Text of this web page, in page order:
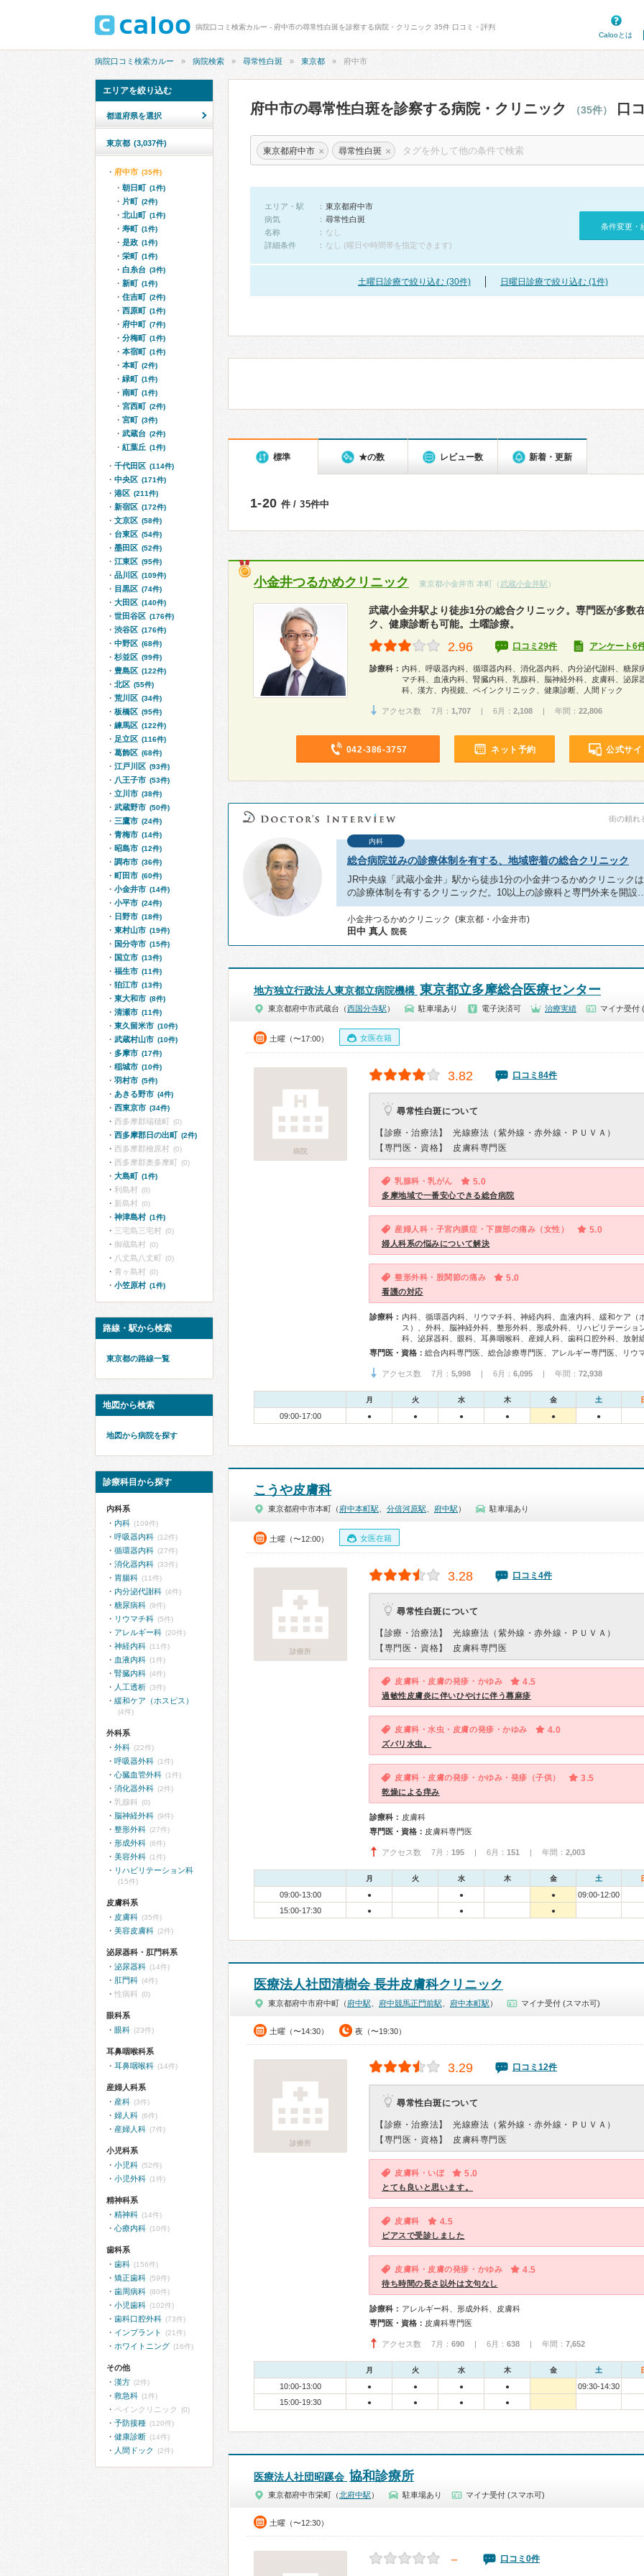
病院口コミ検索カルー - 府中市の尋常性白斑を診察する病院・クリニック 35件 口コミ・評判
Calooとは
病院口コミ検索カルー 病院検索 尋常性白斑 東京都 府中市
府中市の尋常性白斑を診察する病院・クリニック （35件） 口
東京都府中市 × 尋常性白斑 ×
エリア・駅
東京都府中市
病気
尋常性白斑
名称
なし
詳細条件
なし (曜日や時間帯を指定できます)
条件変更・
土曜日診療で絞り込む (30件) 日曜日診療で絞り込む (1件)
標準 ★の数 レビュー数 新着・更新
1-20 件 / 35件中
小金井つるかめクリニック 東京都小金井市 本町（武蔵小金井駅 ）
武蔵小金井駅より徒歩1分の総合クリニック。専門医が多数
ク、健康診断も可能。土曜診療。
2.96 口コミ29件 アンケート6
診療科： 内科、呼吸器内科、循環器内科、消化器内科、内分泌代謝科、糖尿
マチ科、血液内科、腎臓内科、乳腺科、脳神経外科、皮膚科、泌尿
科、漢方、内視鏡、ペインクリニック、健康診断、人間ドック
アクセス数 7月： 1,707 | 6月： 2,108 | 年間： 22,806
042-386-3757 ネット予約 公式サイ
街の頼れ
内科
総合病院並みの診療体制を有する、地域密着の総合クリニック
JR中央線「武蔵小金井」駅から徒歩1分の小金井つるかめクリニック
の診療体制を有するクリニックだ。10以上の診療科と専門外来を開設
小金井つるかめクリニック (東京都・小金井市)
田中 真人 院長
地方独立行政法人東京都立病院機構 東京都立多摩総合医療センター
東京都府中市武蔵台（西国分寺駅 ） 駐車場あり 電子決済可 治療実績 マイナ受付
土曜（〜17:00） 女医在籍
病院
3.82 口コミ84件
尋常性白斑について
【診療・治療法】
光線療法（紫外線・赤外線・ＰＵＶＡ）
【専門医・資格】
皮膚科専門医
乳腺科・乳がん 5.0
多摩地域で一番安心できる総合病院
産婦人科・子宮内膜症・下腹部の痛み（女性） 5.0
婦人科系の悩みについて解決
整形外科・股関節の痛み 5.0
看護の対応
診療科： 内科、循環器内科、リウマチ科、神経内科、血液内科、緩和ケア（
ス）、外科、脳神経外科、整形外科、形成外科、リハビリテーショ
科、泌尿器科、眼科、耳鼻咽喉科、産婦人科、歯科口腔外科、放射
専門医・資格：
アクセス数 7月： 5,998 | 6月： 6,095 | 年間： 72,938
月 火 水 木 金 土
09:00-17:00 ● ● ● ● ● ●
こうや皮膚科
東京都府中市本町（ 府中本町駅 分倍河原駅 府中駅 ） 駐車場あり
土曜（〜12:00） 女医在籍
診療所
3.28 口コミ4件
尋常性白斑について
【診療・治療法】
光線療法（紫外線・赤外線・ＰＵＶＡ）
【専門医・資格】
皮膚科専門医
皮膚科・皮膚の発疹・かゆみ 4.5
過敏性皮膚炎に伴いひやけに伴う蕁麻疹
皮膚科・水虫・皮膚の発疹・かゆみ 4.0
ズバリ水虫。
皮膚科・皮膚の発疹・かゆみ・発疹（子供） 3.5
乾燥による痒み
診療科： 皮膚科
専門医・資格： 皮膚科専門医
アクセス数 7月： 195 | 6月： 151 | 年間： 2,003
月 火 水 木 金 土
09:00-13:00 ● ● ●
09:00-12:00
15:00-17:30
● ● ●
医療法人社団清樹会 長井皮膚科クリニック
東京都府中市府中町（ 府中駅 府中競馬正門前駅 府中本町駅 ） マイナ受付 (スマホ可)
土曜（〜14:30） 夜（〜19:30）
診療所
3.29 口コミ12件
尋常性白斑について
【診療・治療法】
光線療法（紫外線・赤外線・ＰＵＶＡ）
【専門医・資格】
皮膚科専門医
皮膚科・いぼ 5.0
とても良いと思います。
皮膚科 4.5
ピアスで受診しました
皮膚科・皮膚の発疹・かゆみ 4.5
待ち時間の長さ以外は文句なし
診療科： アレルギー科、形成外科、皮膚科
専門医・資格： 皮膚科専門医
アクセス数 7月： 690 | 6月： 638 | 年間： 7,652
月 火 水 木 金 土
10:00-13:00 ● ● ● ●
09:30-14:30
15:00-19:30
● ● ● ●
医療法人社団昭蹊会 協和診療所
東京都府中市栄町（北府中駅 ） 駐車場あり マイナ受付 (スマホ可)
土曜（〜12:30）
－ 口コミ0件
エリアを絞り込む
都道府県を選択
東京都 (3,037件)
府中市 (35件)
朝日町 (1件)
片町 (2件)
北山町 (1件)
寿町 (1件)
是政 (1件)
栄町 (1件)
白糸台 (3件)
新町 (1件)
住吉町 (2件)
西原町 (1件)
府中町 (7件)
分梅町 (1件)
本宿町 (1件)
本町 (2件)
緑町 (1件)
南町 (1件)
宮西町 (2件)
宮町 (3件)
武蔵台 (2件)
紅葉丘 (1件)
千代田区 (114件)
中央区 (171件)
港区 (211件)
新宿区 (172件)
文京区 (58件)
台東区 (54件)
墨田区 (52件)
江東区 (95件)
品川区 (109件)
目黒区 (74件)
大田区 (140件)
世田谷区 (176件)
渋谷区 (176件)
中野区 (68件)
杉並区 (99件)
豊島区 (122件)
北区 (55件)
荒川区 (34件)
板橋区 (95件)
練馬区 (122件)
足立区 (116件)
葛飾区 (68件)
江戸川区 (93件)
八王子市 (53件)
立川市 (38件)
武蔵野市 (50件)
三鷹市 (24件)
青梅市 (14件)
昭島市 (12件)
調布市 (36件)
町田市 (60件)
小金井市 (14件)
小平市 (24件)
日野市 (18件)
東村山市 (19件)
国分寺市 (15件)
国立市 (13件)
福生市 (11件)
狛江市 (13件)
東大和市 (8件)
清瀬市 (11件)
東久留米市 (10件)
武蔵村山市 (10件)
多摩市 (17件)
稲城市 (10件)
羽村市 (5件)
あきる野市 (4件)
西東京市 (34件)
西多摩郡瑞穂町 (0)
西多摩郡日の出町 (2件)
西多摩郡檜原村 (0)
西多摩郡奥多摩町 (0)
大島町 (1件)
利島村 (0)
新島村 (0)
神津島村 (1件)
三宅島三宅村 (0)
御蔵島村 (0)
八丈島八丈町 (0)
青ヶ島村 (0)
小笠原村 (1件)
路線・駅から検索
東京都の路線一覧
地図から検索
地図から病院を探す
診療科目から探す
内科系
内科 (109件)
呼吸器内科 (12件)
循環器内科 (27件)
消化器内科 (33件)
胃腸科 (11件)
内分泌代謝科 (4件)
糖尿病科 (9件)
リウマチ科 (5件)
アレルギー科 (20件)
神経内科 (11件)
血液内科 (1件)
腎臓内科 (4件)
人工透析 (3件)
緩和ケア（ホスピス）
(4件)
外科系
外科 (22件)
呼吸器外科 (1件)
心臓血管外科 (1件)
消化器外科 (2件)
乳腺科 (0)
脳神経外科 (9件)
整形外科 (27件)
形成外科 (6件)
美容外科 (1件)
リハビリテーション科
(15件)
皮膚科系
皮膚科 (35件)
美容皮膚科 (2件)
泌尿器科・肛門科系
泌尿器科 (14件)
肛門科 (4件)
性病科 (0)
眼科系
眼科 (23件)
耳鼻咽喉科系
耳鼻咽喉科 (14件)
産婦人科系
産科 (3件)
婦人科 (6件)
産婦人科 (7件)
小児科系
小児科 (52件)
小児外科 (1件)
精神科系
精神科 (14件)
心療内科 (10件)
歯科系
歯科 (156件)
矯正歯科 (59件)
歯周病科 (80件)
小児歯科 (102件)
歯科口腔外科 (73件)
インプラント (21件)
ホワイトニング (16件)
その他
漢方 (2件)
救急科 (1件)
ペインクリニック (0)
予防接種 (120件)
健康診断 (14件)
人間ドック (2件)